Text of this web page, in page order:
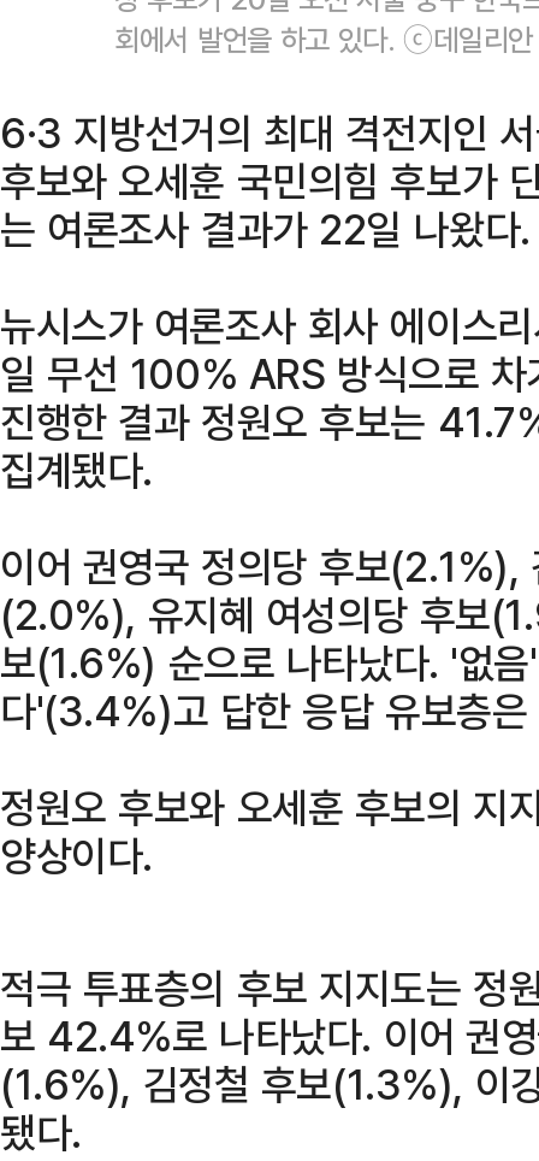
회에서 발언을 하고 있다. ⓒ데일리
6·3 지방선거의 최대 격전지인
후보와 오세훈 국민의힘 후보가
는 여론조사 결과가 22일 나왔다.
뉴시스가 여론조사 회사 에이스
일 무선 100% ARS 방식으로 차
진행한 결과 정원오 후보는
집계됐다.
이어 권영국 정의당 후보(2.1%),
(2.0%), 유지혜 여성의당 후보
보(1.6%) 순으로 나타났다. '없
다'(3.4%)고 답한 응답 유보층
정원오 후보와 오세훈 후보의 지
양상이다.
적극 투표층의 후보 지지도는
보 42.4%로 나타났다. 이어 권
(1.6%), 김정철 후보(1.3%), 이
됐다.